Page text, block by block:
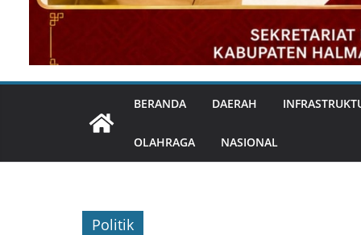
BERANDA DAERAH
OLAHRAGA NASIONAL
Politik